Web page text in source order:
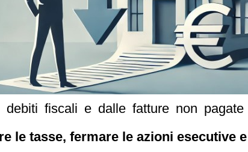
fiscali e dalle fatture non
le tasse, fermare le azioni esecutive